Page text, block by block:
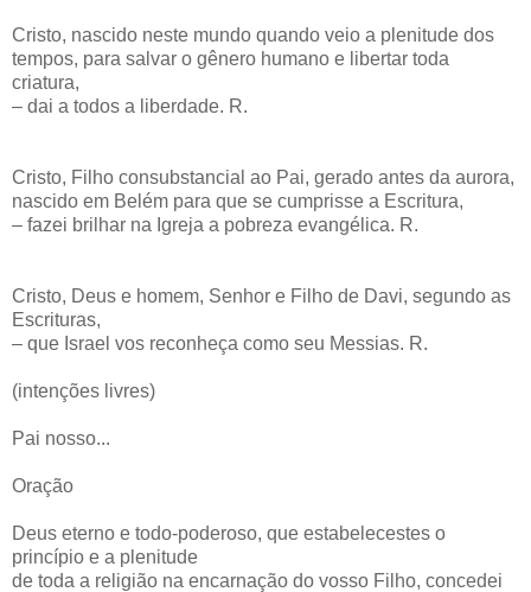
Cristo, nascido neste mundo quando veio a plenitude dos
tempos, para salvar o gênero humano e libertar toda
criatura,
– dai a todos a liberdade. R.
Cristo, Filho consubstancial ao Pai, gerado antes da aurora,
nascido em Belém para que se cumprisse a Escritura,
– fazei brilhar na Igreja a pobreza evangélica. R.
Cristo, Deus e homem, Senhor e Filho de Davi, segundo as
Escrituras,
– que Israel vos reconheça como seu Messias. R.
(intenções livres)
Pai nosso...
Oração
Deus eterno e todo-poderoso, que estabelecestes o
princípio e a plenitude
de toda a religião na encarnação do vosso Filho, concedei